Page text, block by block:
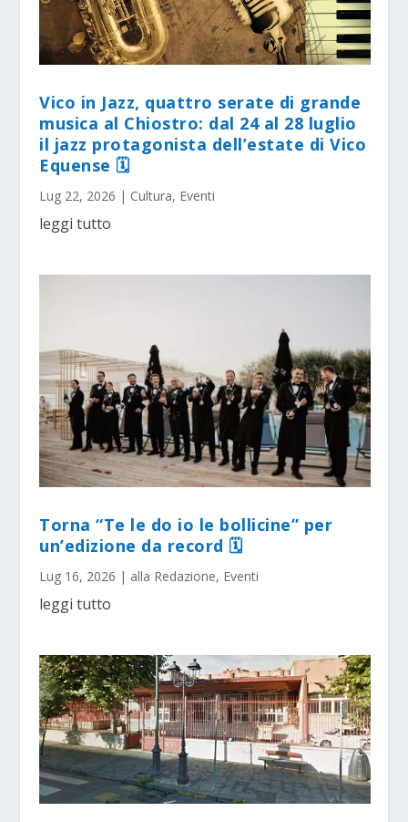
Vico in Jazz, quattro serate di grande
musica al Chiostro: dal 24 al 28 luglio
il jazz protagonista dell’estate di Vico
Equense 🗓
Lug 22, 2026 | Cultura, Eventi
leggi tutto
Torna “Te le do io le bollicine” per
un’edizione da record 🗓
Lug 16, 2026 | alla Redazione, Eventi
leggi tutto